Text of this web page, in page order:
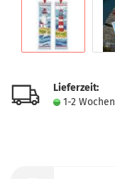
Lieferzeit:
1-2 Wochen